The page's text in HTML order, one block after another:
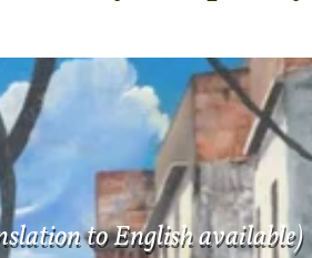
to English available)